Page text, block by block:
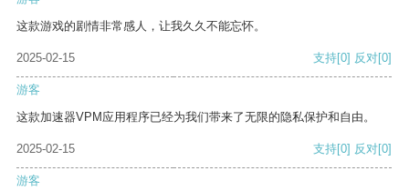
这款游戏的剧情非常感人，让我久久不能忘怀。
2025-02-15 支持[0] 反对[0]
游客
这款加速器VPM应用程序已经为我们带来了无限的隐私保护和自由。
2025-02-15 支持[0] 反对[0]
游客